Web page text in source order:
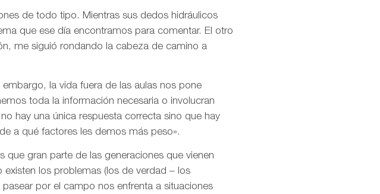
de todo tipo. Mientras sus dedos hidráulicos
que ese día encontramos para comentar. El otro
me siguió rondando la cabeza de camino a
embargo, la vida fuera de las aulas nos pone
toda la información necesaria o involucran
hay una única respuesta correcta sino que hay
a qué factores les demos más peso».
que gran parte de las generaciones que vienen
los problemas (los de verdad – los
por el campo nos enfrenta a situaciones